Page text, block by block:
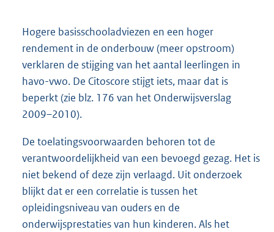
Hogere basisschooladviezen en een hoger
rendement in de onderbouw (meer opstroom)
verklaren de stijging van het aantal leerlingen in
havo-vwo. De Citoscore stijgt iets, maar dat is
beperkt (zie blz. 176 van het Onderwijsverslag
2009–2010).
De toelatingsvoorwaarden behoren tot de
verantwoordelijkheid van een bevoegd gezag. Het is
niet bekend of deze zijn verlaagd. Uit onderzoek
blijkt dat er een correlatie is tussen het
opleidingsniveau van ouders en de
onderwijsprestaties van hun kinderen. Als het